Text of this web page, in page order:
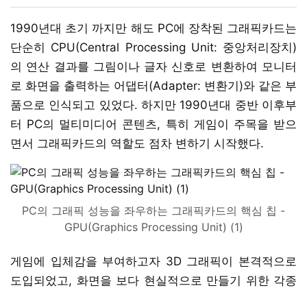
1990년대 초기 까지만 해도 PC에 장착된 그래픽카드는
단순히 CPU(Central Processing Unit: 중앙처리장치)
의 연산 결과를 그림이나 글자 신호로 변환하여 모니터
로 화면을 출력하는 어댑터(Adapter: 변환기)와 같은 부
품으로 인식되고 있었다. 하지만 1990년대 중반 이후부
터 PC의 멀티미디어 콘텐츠, 특히 게임이 주목을 받으
면서 그래픽카드의 역할도 점차 변하기 시작했다.
PC의 그래픽 성능을 좌우하는 그래픽카드의 핵심 칩 -
GPU(Graphics Processing Unit) (1)
게임에 입체감을 부여하고자 3D 그래픽이 본격적으로
도입되었고, 화면을 보다 현실적으로 만들기 위한 각종